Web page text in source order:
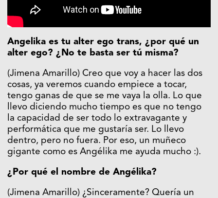
Angelika es tu alter ego trans, ¿por qué un
alter ego? ¿No te basta ser tú misma?
(Jimena Amarillo) Creo que voy a hacer las dos
cosas, ya veremos cuando empiece a tocar,
tengo ganas de que se me vaya la olla. Lo que
llevo diciendo mucho tiempo es que no tengo
la capacidad de ser todo lo extravagante y
performática que me gustaría ser. Lo llevo
dentro, pero no fuera. Por eso, un muñeco
gigante como es Angélika me ayuda mucho :).
¿Por qué el nombre de Angélika?
(Jimena Amarillo) ¿Sinceramente? Quería un